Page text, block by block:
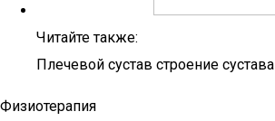
Читайте также:
Плечевой сустав строение сустава
Физиотерапия